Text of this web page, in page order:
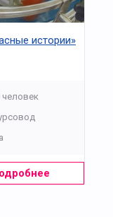
истории»
человек